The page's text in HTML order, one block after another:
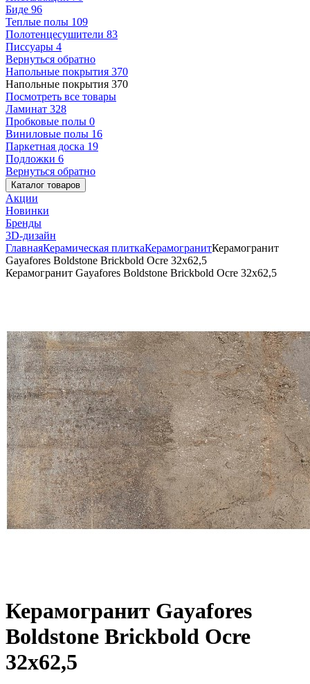
Биде 96
Теплые полы 109
Полотенцесушители 83
Писсуары 4
Вернуться обратно
Напольные покрытия 370
Напольные покрытия 370
Посмотреть все товары
Ламинат 328
Пробковые полы 0
Виниловые полы 16
Паркетная доска 19
Подложки 6
Вернуться обратно
Каталог товаров
Акции
Новинки
Бренды
3D-дизайн
ГлавнаяКерамическая плиткаКерамогранитКерамогранит
Gayafores Boldstone Brickbold Ocre 32x62,5
Керамогранит Gayafores Boldstone Brickbold Ocre 32x62,5
Керамогранит Gayafores
Boldstone Brickbold Ocre
32x62,5